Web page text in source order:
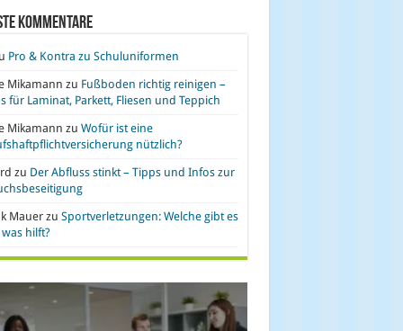
Kommentare
Pro & Kontra zu Schuluniformen
Mikamann zu Fußboden richtig reinigen –
für Laminat, Parkett, Fliesen und Teppich
Mikamann zu Wofür ist eine
nützlich?
zu Der Abfluss stinkt – Tipps und Infos zur
Mauerzu Sportverletzungen: Welche gibt es
hilft?